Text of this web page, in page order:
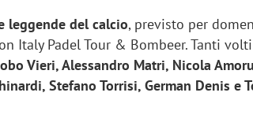
leggende del calcio, previsto per
Italy Padel Tour & Bombeer. Tanti
Vieri, Alessandro Matri, Nicola
Stefano Torrisi, German Denis e